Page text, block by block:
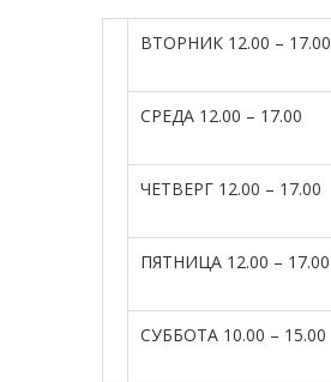
ВТОРНИК 12.00 – 17.00
СРЕДА 12.00 – 17.00
ЧЕТВЕРГ 12.00 – 17.00
ПЯТНИЦА 12.00 – 17.00
СУББОТА 10.00 – 15.00